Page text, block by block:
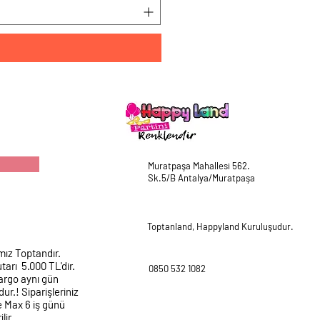
Toptandır.
5.000 TL'dir.
aynı gün
Siparişleriniz
Max 6 iş günü
Muratpaşa Mahallesi 562.
Sk.5/B Antalya/Muratpaşa
Toptanland, Happyland Kuruluşudur.
0850 532 1082